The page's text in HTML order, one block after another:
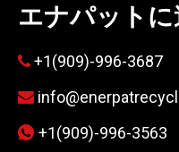
エナパット
 +1(909)-996-3687

 +1(909)-996-3563